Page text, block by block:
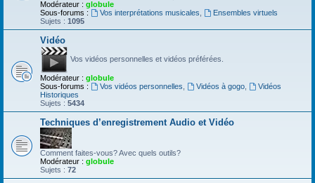
Modérateur : globule
Sous-forums :
Vos interprétations musicales
Ensembles virtuels
Sujets : 1095
Vidéo
Vos vidéos personnelles et vidéos préférées.
Modérateur : globule
Sous-forums :
Vos vidéos personnelles Vidéos à gogo,
Vidéos
Historiques
Sujets : 5434
Techniques d’enregistrement Audio et Vidéo
Comment faites-vous? Avec quels outils?
Modérateur : globule
Sujets : 72